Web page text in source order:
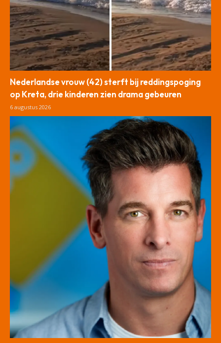
Nederlandse vrouw (42) sterft bij reddingspoging
op Kreta, drie kinderen zien drama gebeuren
6 augustus 2026